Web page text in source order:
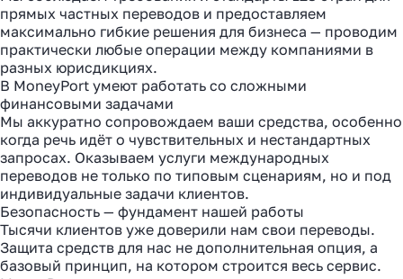
прямых частных переводов и предоставляем
максимально гибкие решения для бизнеса — проводим
практически любые операции между компаниями в
разных юрисдикциях.
В MoneyPort умеют работать со сложными
финансовыми задачами
Мы аккуратно сопровождаем ваши средства, особенно
когда речь идёт о чувствительных и нестандартных
запросах. Оказываем услуги международных
переводов не только по типовым сценариям, но и под
индивидуальные задачи клиентов.
Безопасность — фундамент нашей работы
Тысячи клиентов уже доверили нам свои переводы.
Защита средств для нас не дополнительная опция, а
базовый принцип, на котором строится весь сервис.